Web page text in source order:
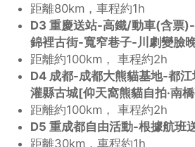
距離80km，車程約1h
D3 重慶送站-高鐵/動車(含票
錦裡古街-寬窄巷子-川劇變臉
距離約100km， 車程約2h
D4 成都-成都大熊貓基地-都
灌縣古城[仰天窩熊貓自拍·南
距離約100km， 車程約2h
D5 重成都自由活動-根據航班
距離30km，車程約1h